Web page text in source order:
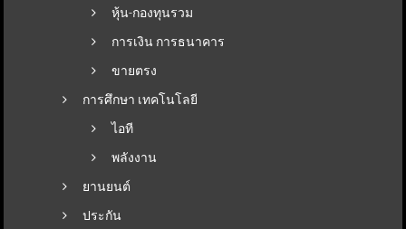
หุ้น-กองทุนรวม
การเงิน การธนาคาร
ขายตรง
การศึกษา เทคโนโลยี
ไอที
พลังงาน
ยานยนต์
ประกัน